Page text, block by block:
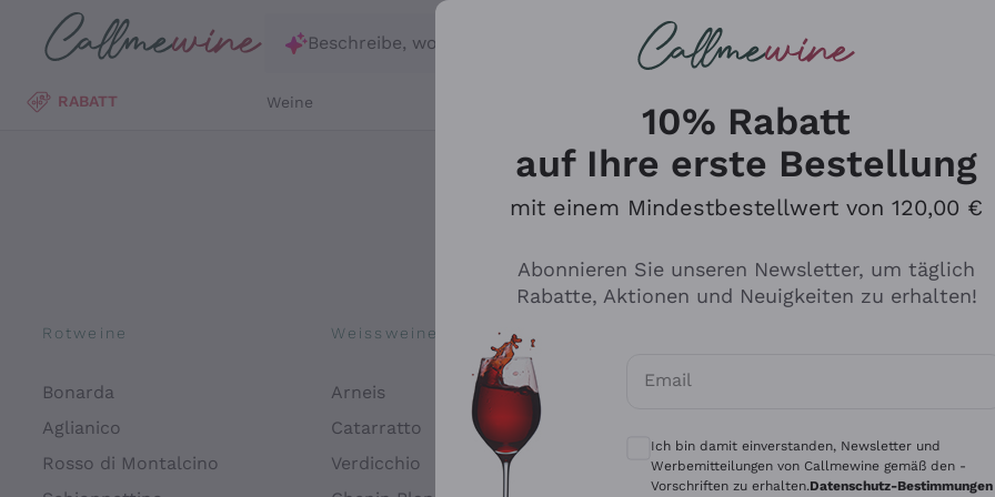
Zum Hauptinhalt springen
Beschreibe, wonach du suchst
RABATT Weine
Rotweine
Bonarda
Aglianico
Rosso di Montalcino
Weissweine
Arneis
Catarratto
Verdicchio
Tenuta San Leonardo
Alessandra Divella
Für
10% Rabatt
auf Ihre erste Bestellung
mit einem Mindestbestellwert von 120,00 €
Abonnieren Sie unseren Newsletter, um täglich
Rabatte, Aktionen und Neuigkeiten zu erhalten!
Email
Optionale Einwilligungen zum Erhalt von
Ich bin damit einverstanden, Newsletter und
Werbemitteilungen von Callmewine gemäß den -
Vorschriften zu erhalten.Datenschutz-Bestimmungen